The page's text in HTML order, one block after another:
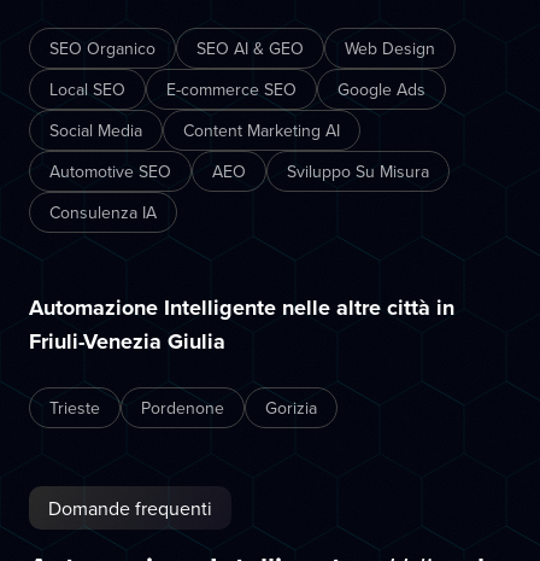
SEO Organico SEO AI & GEO
Web Design
Local SEO
E-commerce SEO
Google Ads
Social Media
Content Marketing AI
Automotive SEO
AEO
Sviluppo Su Misura
Consulenza IA
Automazione Intelligente nelle altre città in
Friuli-Venezia Giulia
Trieste Pordenone Gorizia
Domande frequenti